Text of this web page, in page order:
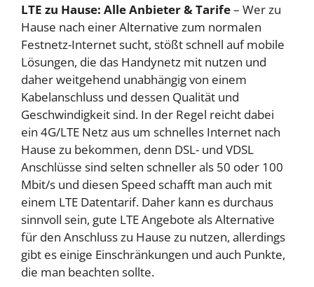
LTE zu Hause: Alle Anbieter & Tarife– Wer zu
Hause nach einer Alternative zum normalen
Festnetz-Internet sucht, stößt schnell auf mobile
Lösungen, die das Handynetz mit nutzen und
daher weitgehend unabhängig von einem
Kabelanschluss und dessen Qualität und
Geschwindigkeit sind. In der Regel reicht dabei
ein 4G/LTE Netz aus um schnelles Internet nach
Hause zu bekommen, denn DSL- und VDSL
Anschlüsse sind selten schneller als 50 oder 100
Mbit/s und diesen Speed schafft man auch mit
einem LTE Datentarif. Daher kann es durchaus
sinnvoll sein, gute LTE Angebote als Alternative
für den Anschluss zu Hause zu nutzen, allerdings
gibt es einige Einschränkungen und auch Punkte,
die man beachten sollte.